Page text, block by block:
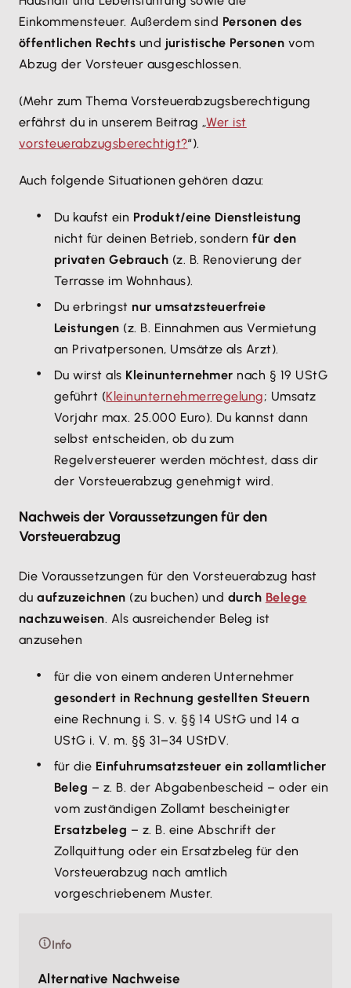
Einkommensteuer. Außerdem sind Personen des
öffentlichen Rechts und juristische Personen vom
Abzug der Vorsteuer ausgeschlossen.
(Mehr zum Thema Vorsteuerabzugsberechtigung
erfährst du in unserem Beitrag „Wer ist
vorsteuerabzugsberechtigt?“).
Auch folgende Situationen gehören dazu:
Du kaufst ein Produkt/eine Dienstleistung
nicht für deinen Betrieb, sondernfür den
privaten Gebrauch (z. B. Renovierung der
Terrasse im Wohnhaus).
Du erbringst nur umsatzsteuerfreie
Leistungen (z. B. Einnahmen aus Vermietung
an Privatpersonen, Umsätze als Arzt).
Du wirst als Kleinunternehmer nach § 19 UStG
geführt (Kleinunternehmerregelung; Umsatz
Vorjahr max. 25.000 Euro). Du kannst dann
selbst entscheiden, ob du zum
Regelversteuerer werden möchtest, dass dir
der Vorsteuerabzug genehmigt wird.
Nachweis der Voraussetzungen für den
Vorsteuerabzug
Die Voraussetzungen für den Vorsteuerabzug hast
duaufzuzeichnen (zu buchen) und durch Belege
nachzuweisen. Als ausreichender Beleg ist
anzusehen
für die von einem anderen Unternehmer
gesondert in Rechnung gestellten Steuern
eine Rechnung i. S. v. §§ 14 UStG und 14 a
UStG i. V. m. §§ 31–34 UStDV.
für die Einfuhrumsatzsteuer ein zollamtlicher
Beleg – z. B. der Abgabenbescheid – oder ein
vom zuständigen Zollamt bescheinigter
Ersatzbeleg – z. B. eine Abschrift der
Zollquittung oder ein Ersatzbeleg für den
Vorsteuerabzug nach amtlich
vorgeschriebenem Muster.
Info
Alternative Nachweise